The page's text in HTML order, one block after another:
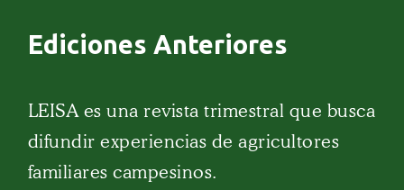
Ediciones Anteriores
LEISA es una revista trimestral que busca
difundir experiencias de agricultores
familiares campesinos.